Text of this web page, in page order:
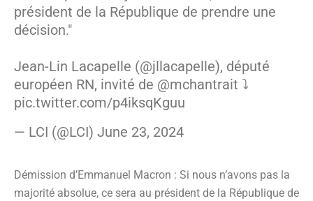
président de la République de prendre une
décision."
Jean-Lin Lacapelle (@jllacapelle), député
européen RN, invité de @mchantrait ⤵️
pic.twitter.com/p4iksqKguu
— LCI (@LCI) June 23, 2024
Démission d’Emmanuel Macron : Si nous n’avons pas la
majorité absolue, ce sera au président de la République de